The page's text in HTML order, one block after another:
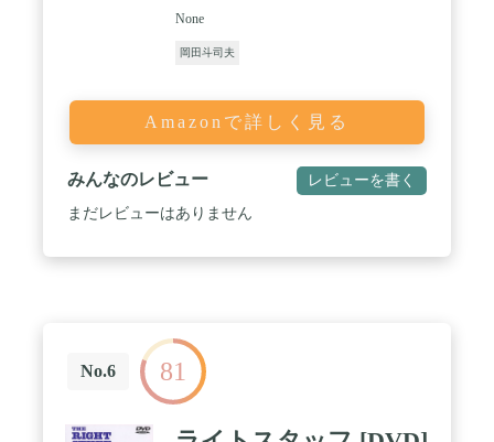
None
岡田斗司夫
Amazonで詳しく見る
みんなのレビュー レビューを書く
まだレビューはありません
No.6 81